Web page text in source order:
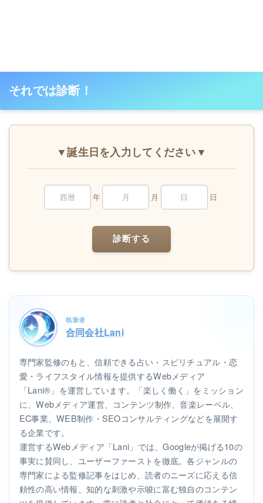
それでは診断！
▼誕生日を入力してください▼
年 月 日
診断する
執筆者
合同会社Lani
専門家監修のもと、信頼できる占い・スピリチュアル・恋
愛・ライフスタイル情報を提供するWebメディア
「Lani®」を運営しています。「楽しく働く」をミッション
に、Webメディア運営、コンテンツ制作、音楽レーベル、
EC事業、WEB制作・SEOコンサルティングなどを展開す
る企業です。
運営するWebメディア「Lani」では、Googleが掲げる10の
事実に賛同し、ユーザーファーストを徹底。各ジャンルの
専門家による監修記事をはじめ、読者のニーズに応える信
頼性の高い情報、知的な刺激や示唆に富む独自のコンテン